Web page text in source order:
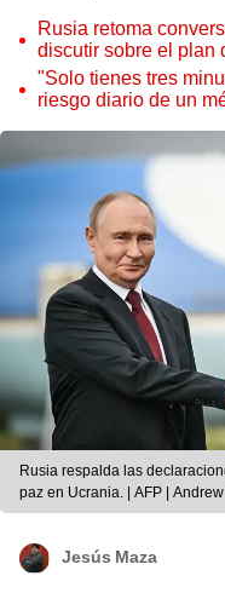
Rusia retoma
discutir sobre el plan
"Solo tienes tres
riesgo diario de un
Rusia respalda las
paz en Ucrania. | AFP |
Jesús Maza